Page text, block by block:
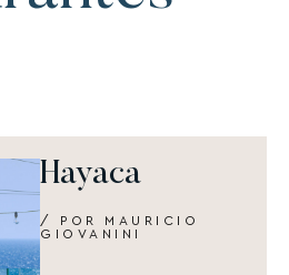
Hayaca
/ POR MAURICIO
GIOVANINI